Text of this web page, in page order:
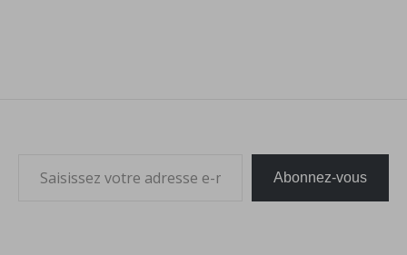
Abonnez-vous